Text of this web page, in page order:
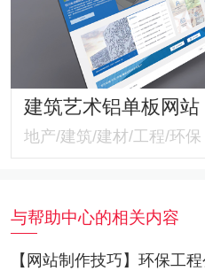
地产/建筑/建材/工程/环保
与帮助中心的相关内容